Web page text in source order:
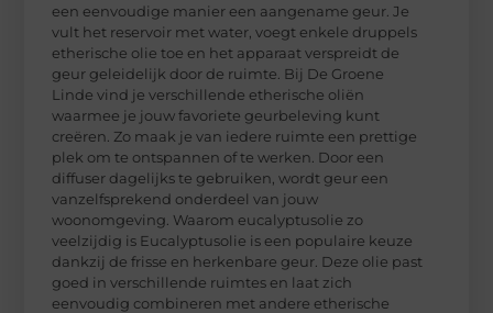
een eenvoudige manier een aangename geur. Je
vult het reservoir met water, voegt enkele druppels
etherische olie toe en het apparaat verspreidt de
geur geleidelijk door de ruimte. Bij De Groene
Linde vind je verschillende etherische oliën
waarmee je jouw favoriete geurbeleving kunt
creëren. Zo maak je van iedere ruimte een prettige
plek om te ontspannen of te werken. Door een
diffuser dagelijks te gebruiken, wordt geur een
vanzelfsprekend onderdeel van jouw
woonomgeving. Waarom eucalyptusolie zo
veelzijdig is Eucalyptusolie is een populaire keuze
dankzij de frisse en herkenbare geur. Deze olie past
goed in verschillende ruimtes en laat zich
eenvoudig combineren met andere etherische